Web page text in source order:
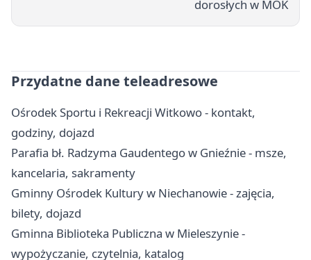
dorosłych w MOK
Przydatne dane teleadresowe
Ośrodek Sportu i Rekreacji Witkowo - kontakt,
godziny, dojazd
Parafia bł. Radzyma Gaudentego w Gnieźnie - msze,
kancelaria, sakramenty
Gminny Ośrodek Kultury w Niechanowie - zajęcia,
bilety, dojazd
Gminna Biblioteka Publiczna w Mieleszynie -
wypożyczanie, czytelnia, katalog